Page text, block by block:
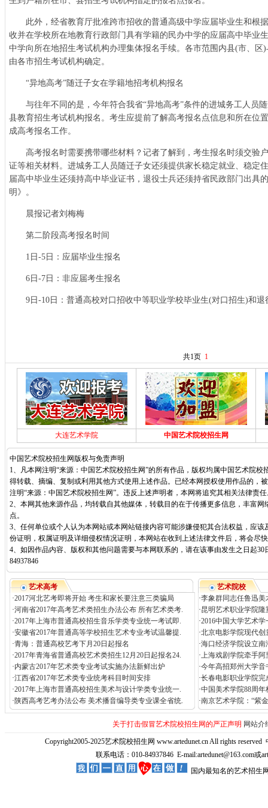
此外，经省教育厅批准跨市招收的普通高级中学应届毕业生和根
收并在学校所在地教育行政部门具有学籍的民办中学的应届高中毕业
中学向所在地招生考试机构办理集体报名手续。各市范围内县(市、区
由各市招生考试机构确定。
“异地高考”随迁子女在学籍地招考机构报名
与往年不同的是，今年符合我省“异地高考”条件的进城务工人员
县教育招生考试机构报名。考生应提前了解高考报名点信息和所在位
成高考报名工作。
高考报名时需要携带哪些材料？记者了解到，考生报名时须交验
证等相关材料。进城务工人员随迁子女还须提供家长稳定就业、稳定
届高中毕业生还须持高中毕业证书，退役士兵还须持省民政部门出具
明》。
晨报记者刘梅梅
第二阶段高考报名时间
1日-5日：应届毕业生报名
6日-7日：非应届考生报名
9日-10日：普通高校对口招收中等职业学校毕业生(对口招生)和退
共1页 1
大连艺术学院 中国艺术院校招生网
中国艺术院校招生网版权与免责声明
1、凡本网注明“来源：中国艺术院校招生网”的所有作品，版权均属中国艺术院校
得转载、摘编、复制或利用其他方式使用上述作品。已经本网授权使用作品的，
注明“来源：中国艺术院校招生网”。违反上述声明者，本网将追究其相关法律责
2、本网其他来源作品，均转载自其他媒体，转载目的在于传播更多信息，丰富
点。
3、任何单位或个人认为本网站或本网站链接内容可能涉嫌侵犯其合法权益，应
份证明，权属证明及详细侵权情况证明，本网站在收到上述法律文件后，将会尽
4、如因作品内容、版权和其他问题需要与本网联系的，请在该事由发生之日起30
84937846
艺术高考
·2017河北艺考即将开始 考生和家长要注意三类骗局
·河南省2017年高考艺术类招生办法公布 所有艺术类考.
·2017年上海市普通高校招生音乐学类专业统一考试即.
·安徽省2017年普通高等学校招生艺术专业考试温馨提.
·青海：普通高校艺考下月20日起报名
·2017年青海省普通高校艺术类招生12月20日起报名24.
·内蒙古2017年艺术类专业考试实施办法新鲜出炉
·江西省2017年艺术类专业统考科目时间安排
·2017年上海市普通高校招生美术与设计学类专业统一.
·陕西高考艺考办法公布 美术播音编导类专业课全省统.
艺术院校
·李象群同志任鲁迅美
·昆明艺术职业学院
·2016中国大学艺术
·北京电影学院现代
·海口经济学院设立南
·上海戏剧学院牵手
·今年高招郑州大学
·长春电影职业学院完
·中国美术学院88周
·南京艺术学院：“紫
关于打击假冒艺术院校招生网的严正声明 网站介
Copyright2005-2025艺术院校招生网 www.artedunet.cn All rights reserved
联系电话：010-84937846 E-mail:artedunet@163.com或
国内最知名的艺术招生